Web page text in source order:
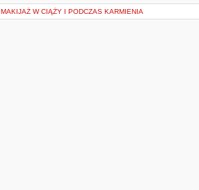
MAKIJAŻ W CIĄŻY I PODCZAS KARMIENIA